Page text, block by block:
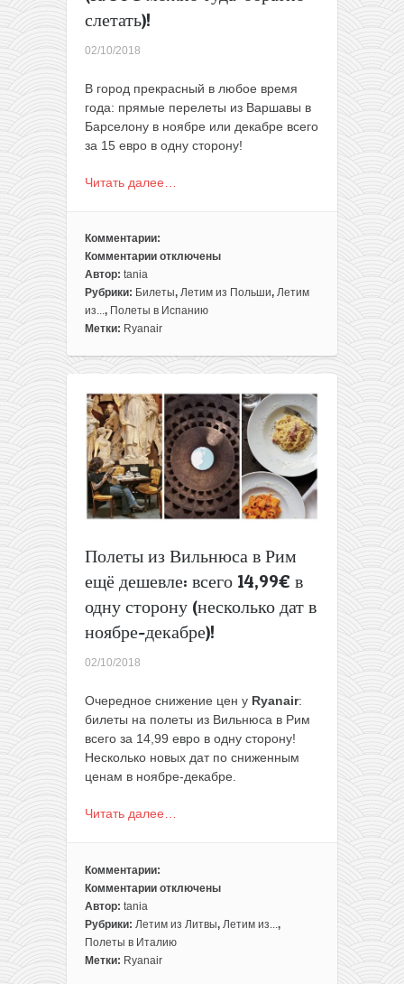
слетать)!
02/10/2018
В город прекрасный в любое время
года: прямые перелеты из Варшавы в
Барселону в ноябре или декабре всего
за 15 евро в одну сторону!
Читать далее…
Комментарии:
Комментарии
к
записи
Билеты
в
всего
по
15€
в
одну
сторону
с
декабрь
(за
можно
туда-
отключены
Автор: tania
Рубрики: Билеты, Летим из Польши, Летим
из..., Полеты в Испанию
Метки: Ryanair
Полеты из Вильнюса в Рим
ещё дешевле: всего 14,99€ в
одну сторону (несколько дат в
ноябре-декабре)!
02/10/2018
Очередное снижение цен у Ryanair:
билеты на полеты из Вильнюса в Рим
всего за 14,99 евро в одну сторону!
Несколько новых дат по сниженным
ценам в ноябре-декабре.
Читать далее…
Комментарии:
Комментарии
к
записи
Полеты
из
отключены
Автор: tania
Рубрики: Летим из Литвы, Летим из... ,
Полеты в Италию
Метки: Ryanair